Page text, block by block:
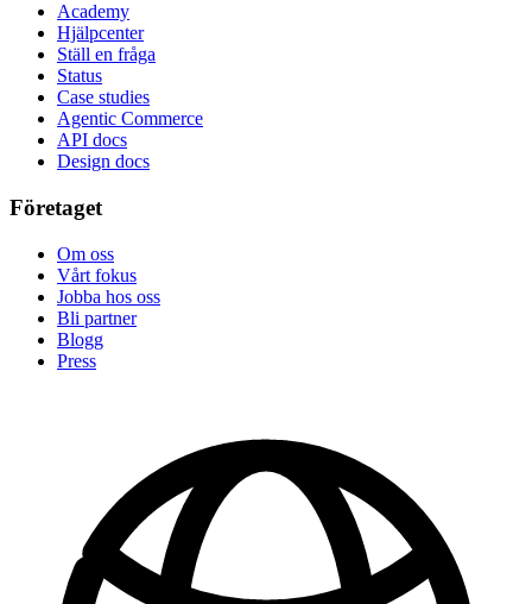
Academy
Hjälpcenter
Ställ en fråga
Status
Case studies
Agentic Commerce
API docs
Design docs
Företaget
Om oss
Vårt fokus
Jobba hos oss
Bli partner
Blogg
Press